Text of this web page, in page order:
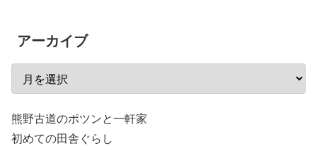
アーカイブ
熊野古道のポツンと一軒家
初めての田舎ぐらし